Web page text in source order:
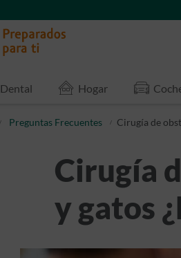
Dental Hogar
Preguntas Frecuentes Cirugía de
Cirugía
y gatos